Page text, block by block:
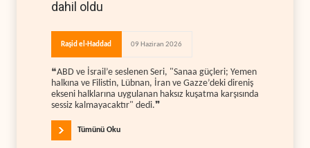
dahil oldu
Raşid el-Haddad 09 Haziran 2026
❝ABD ve İsrail’e seslenen Seri, "Sanaa güçleri; Yemen
halkına ve Filistin, Lübnan, İran ve Gazze’deki direniş
ekseni halklarına uygulanan haksız kuşatma karşısında
sessiz kalmayacaktır" dedi.❞
Tümünü Oku